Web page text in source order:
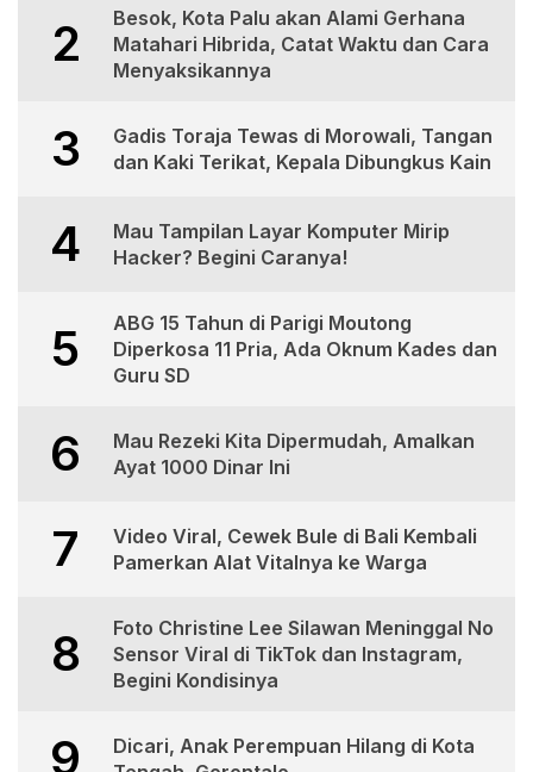
2
Besok, Kota Palu akan Alami Gerhana
Matahari Hibrida, Catat Waktu dan Cara
Menyaksikannya
3
Gadis Toraja Tewas di Morowali, Tangan
dan Kaki Terikat, Kepala Dibungkus Kain
4
Mau Tampilan Layar Komputer Mirip
Hacker? Begini Caranya!
5
ABG 15 Tahun di Parigi Moutong
Diperkosa 11 Pria, Ada Oknum Kades dan
Guru SD
6
Mau Rezeki Kita Dipermudah, Amalkan
Ayat 1000 Dinar Ini
7
Video Viral, Cewek Bule di Bali Kembali
Pamerkan Alat Vitalnya ke Warga
8
Foto Christine Lee Silawan Meninggal No
Sensor Viral di TikTok dan Instagram,
Begini Kondisinya
9
Dicari, Anak Perempuan Hilang di Kota